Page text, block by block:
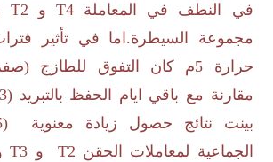
في النطف في المعاملةT4وT2و
مجموعة السيطرة.اما في تأثير فترات
حرارة 5م كان التفوق للطازج
بينت نتائج حصول زيادة معنوية (
الجماعية لمعاملات الحقنT2وT3و